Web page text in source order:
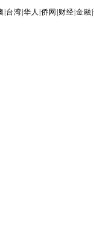
台湾 |华人 |侨网 财经 |金融 |